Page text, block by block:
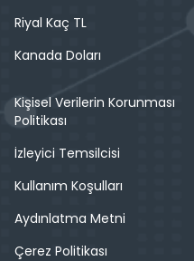
Riyal Kaç TL
Kanada Doları
Kişisel Verilerin Korunması
Politikası
İzleyici Temsilcisi
Kullanım Koşulları
Aydınlatma Metni
Çerez Politikası